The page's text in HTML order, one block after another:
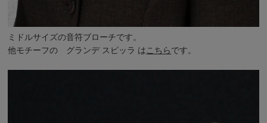
ミドルサイズの音符ブローチです。
他モチーフの
グランデ スピッラ はこちらです。